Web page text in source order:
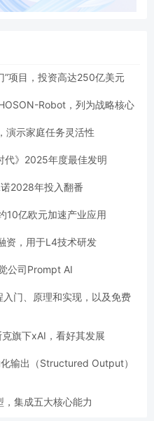
”项目，投资高达250亿美元
Robot，列为战略核心
演示家庭任务灵活性
代》2025年度最佳发明
2028年投入翻番
10亿欧元加速产业应用
资，用于L4技术研发
公司Prompt AI
门、原理和实现，以及免费
旗下xAI，看好其发展
输出（Structured Output）
集成五大核心能力